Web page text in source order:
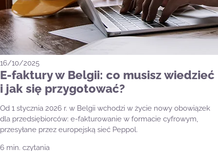
16/10/2025
E-faktury w Belgii: co musisz wiedzieć
i jak się przygotować?
Od 1 stycznia 2026 r. w Belgii wchodzi w życie nowy obowiązek
dla przedsiębiorców: e-fakturowanie w formacie cyfrowym,
przesyłane przez europejską sieć Peppol.
6 min. czytania